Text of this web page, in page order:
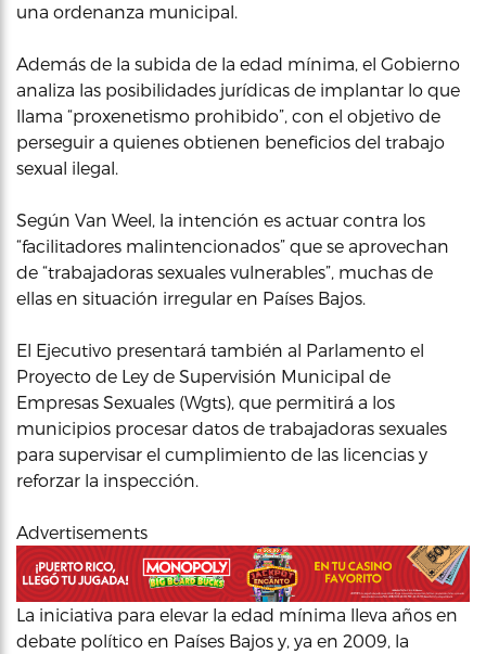
una ordenanza municipal.
Además de la subida de la edad mínima, el Gobierno
analiza las posibilidades jurídicas de implantar lo que
llama “proxenetismo prohibido”, con el objetivo de
perseguir a quienes obtienen beneficios del trabajo
sexual ilegal.
Según Van Weel, la intención es actuar contra los
“facilitadores malintencionados” que se aprovechan
de “trabajadoras sexuales vulnerables”, muchas de
ellas en situación irregular en Países Bajos.
El Ejecutivo presentará también al Parlamento el
Proyecto de Ley de Supervisión Municipal de
Empresas Sexuales (Wgts), que permitirá a los
municipios procesar datos de trabajadoras sexuales
para supervisar el cumplimiento de las licencias y
reforzar la inspección.
Advertisements
La iniciativa para elevar la edad mínima lleva años en
debate político en Países Bajos y, ya en 2009, la